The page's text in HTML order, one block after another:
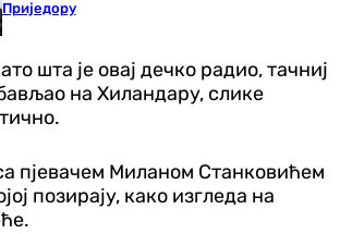
Приједору
шта је овај дечко радио, тачниј
на Хиландару, слике
пјевачем Миланом Станковићем
позирају, како изгледа на